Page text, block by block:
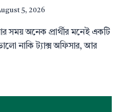
5, 2026
সময় অনেক প্রার্থীর মনেই একটি
নাকি ট্যাক্স অফিসার, আর